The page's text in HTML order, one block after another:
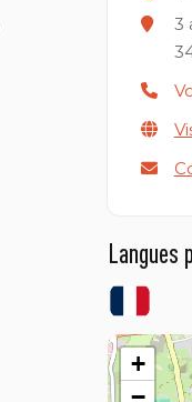
3
Langues
+